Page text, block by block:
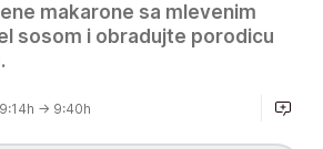
makarone sa mlevenim
sosom i obradujte porodicu
→ 9:40h